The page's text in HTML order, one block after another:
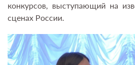
конкурсов, выступающий на
сценах России.